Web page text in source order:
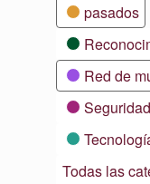
pasados
Red de
Todas las